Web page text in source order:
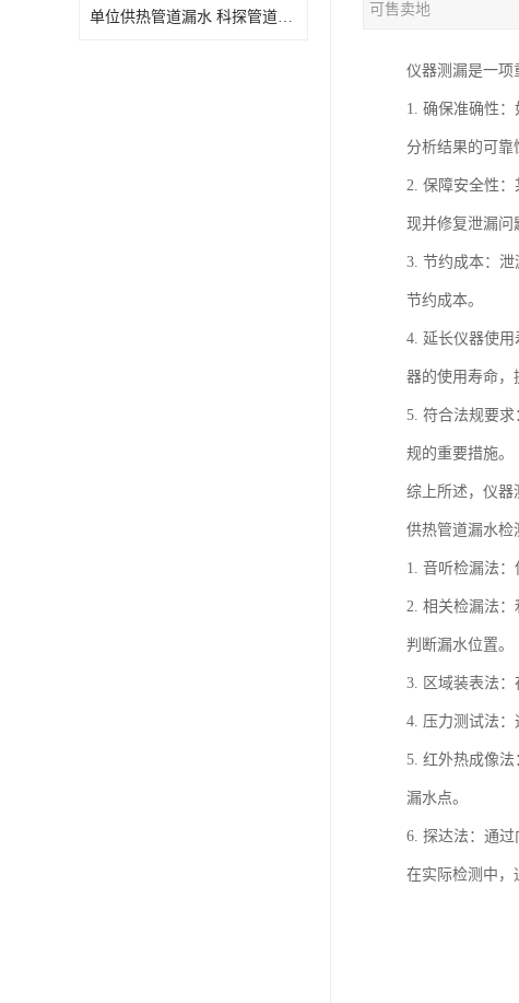
单位供热管道漏水 科探管道工程 设备齐 可售卖地
仪器测漏是一项
1. 确保准确性
分析结果的可靠
2. 保障安全性
现并修复泄漏问
3. 节约成本：
节约成本。
4. 延长仪器使
器的使用寿命，
5. 符合法规要
规的重要措施。
综上所述，仪器
供热管道漏水检
1. 音听检漏法
2. 相关检漏法
判断漏水位置。
3. 区域装表法：
4. 压力测试法：
5. 红外热成像
漏水点。
6. 探达法：通过
在实际检测中，